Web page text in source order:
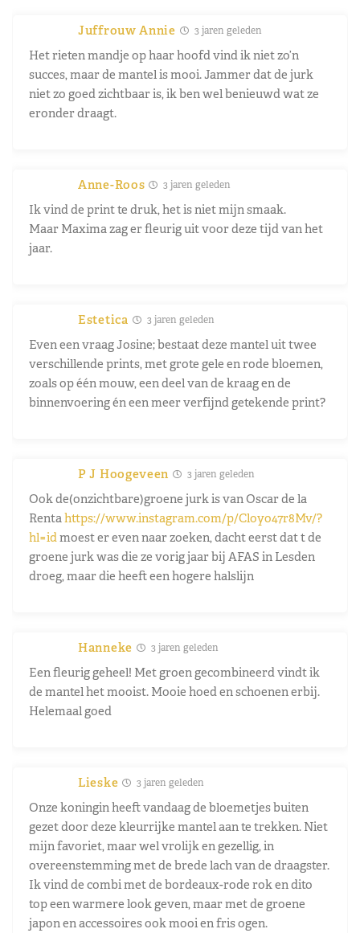
Juffrouw Annie 3 jaren geleden
Het rieten mandje op haar hoofd vind ik niet zo’n
succes, maar de mantel is mooi. Jammer dat de jurk
niet zo goed zichtbaar is, ik ben wel benieuwd wat ze
eronder draagt.
Anne-Roos 3 jaren geleden
Ik vind de print te druk, het is niet mijn smaak.
Maar Maxima zag er fleurig uit voor deze tijd van het
jaar.
Estetica 3 jaren geleden
Even een vraag Josine; bestaat deze mantel uit twee
verschillende prints, met grote gele en rode bloemen,
zoals op één mouw, een deel van de kraag en de
binnenvoering én een meer verfijnd getekende print?
P J Hoogeveen 3 jaren geleden
Ook de(onzichtbare)groene jurk is van Oscar de la
Renta https://www.instagram.com/p/Cloyo47r8Mv/?
hl=id moest er even naar zoeken, dacht eerst dat t de
groene jurk was die ze vorig jaar bij AFAS in Lesden
droeg, maar die heeft een hogere halslijn
Hanneke 3 jaren geleden
Een fleurig geheel! Met groen gecombineerd vindt ik
de mantel het mooist. Mooie hoed en schoenen erbij.
Helemaal goed
Lieske 3 jaren geleden
Onze koningin heeft vandaag de bloemetjes buiten
gezet door deze kleurrijke mantel aan te trekken. Niet
mijn favoriet, maar wel vrolijk en gezellig, in
overeenstemming met de brede lach van de draagster.
Ik vind de combi met de bordeaux-rode rok en dito
top een warmere look geven, maar met de groene
japon en accessoires ook mooi en fris ogen.